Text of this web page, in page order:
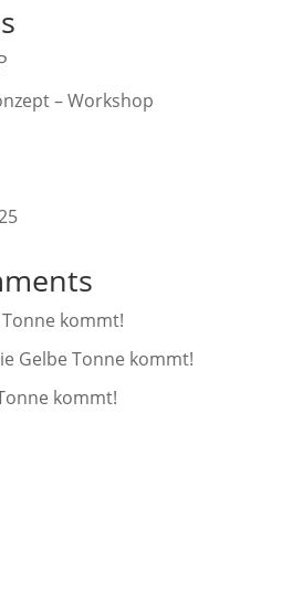
– Workshop
kommt!
Gelbe Tonne kommt!
kommt!